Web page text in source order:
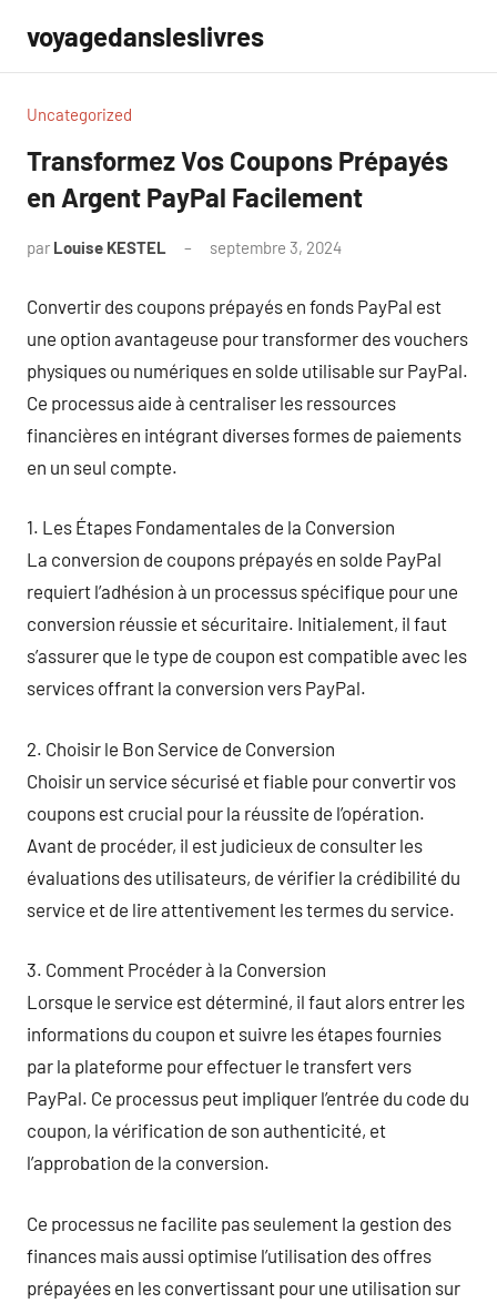
contenu
voyagedansleslivres
Uncategorized
Transformez Vos Coupons Prépayés
en Argent PayPal Facilement
par Louise KESTEL septembre 3, 2024
Convertir des coupons prépayés en fonds PayPal est
une option avantageuse pour transformer des vouchers
physiques ou numériques en solde utilisable sur PayPal.
Ce processus aide à centraliser les ressources
financières en intégrant diverses formes de paiements
en un seul compte.
1. Les Étapes Fondamentales de la Conversion
La conversion de coupons prépayés en solde PayPal
requiert l’adhésion à un processus spécifique pour une
conversion réussie et sécuritaire. Initialement, il faut
s’assurer que le type de coupon est compatible avec les
services offrant la conversion vers PayPal.
2. Choisir le Bon Service de Conversion
Choisir un service sécurisé et fiable pour convertir vos
coupons est crucial pour la réussite de l’opération.
Avant de procéder, il est judicieux de consulter les
évaluations des utilisateurs, de vérifier la crédibilité du
service et de lire attentivement les termes du service.
3. Comment Procéder à la Conversion
Lorsque le service est déterminé, il faut alors entrer les
informations du coupon et suivre les étapes fournies
par la plateforme pour effectuer le transfert vers
PayPal. Ce processus peut impliquer l’entrée du code du
coupon, la vérification de son authenticité, et
l’approbation de la conversion.
Ce processus ne facilite pas seulement la gestion des
finances mais aussi optimise l’utilisation des offres
prépayées en les convertissant pour une utilisation sur